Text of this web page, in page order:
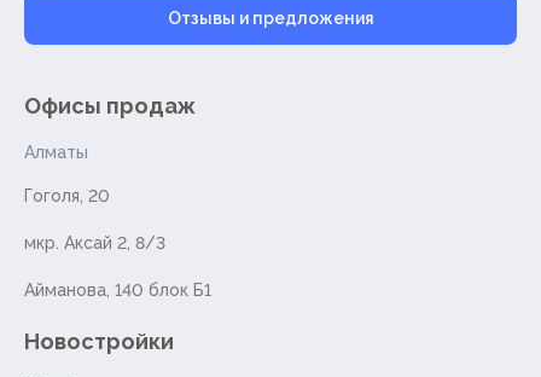
Отзывы и предложения
Офисы продаж
Алматы
Гоголя, 20
мкр. Аксай 2, 8/3
Айманова, 140 блок Б1
Новостройки